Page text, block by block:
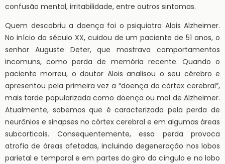
confusão mental, irritabilidade, entre outros sintomas.
Quem descobriu a doença foi o psiquiatra Alois Alzheimer.
No início do século XX, cuidou de um paciente de 51 anos, o
senhor Auguste Deter, que mostrava comportamentos
incomuns, como perda de memória recente. Quando o
paciente morreu, o doutor Alois analisou o seu cérebro e
apresentou pela primeira vez a “doença do córtex cerebral”,
mais tarde popularizada como doença ou mal de Alzheimer.
Atualmente, sabemos que é caracterizada pela perda de
neurônios e sinapses no córtex cerebral e em algumas áreas
subcorticais. Consequentemente, essa perda provoca
atrofia de áreas afetadas, incluindo degeneração nos lobos
parietal e temporal e em partes do giro do cíngulo e no lobo